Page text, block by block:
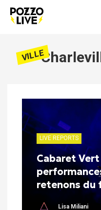
VILLE
LIVE REPORTS
Cabaret
retenons du
Lisa Miliani